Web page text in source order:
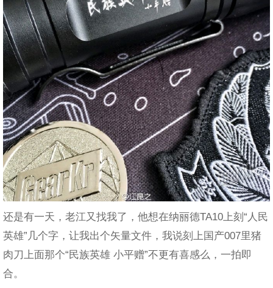
还是有一天，老江又找我了，他想在纳丽德TA10上刻“人民
英雄”几个字，让我出个矢量文件，我说刻上国产007里猪
肉刀上面那个“民族英雄 小平赠”不更有喜感么，一拍即
合。